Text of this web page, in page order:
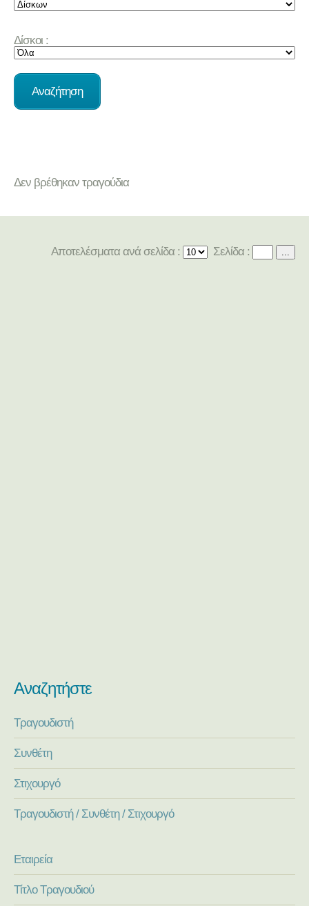
Δίσκοι :
Δεν βρέθηκαν τραγούδια
Αποτελέσματα ανά σελίδα : Σελίδα : ...
Αναζητήστε
Τραγουδιστή
Συνθέτη
Στιχουργό
Τραγουδιστή / Συνθέτη / Στιχουργό
Εταιρεία
Τίτλο Τραγουδιού